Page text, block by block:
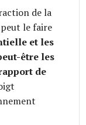
de la
le faire
et les
être les
de